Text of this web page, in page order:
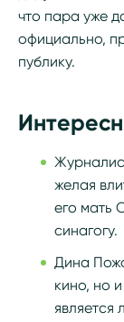
что пара уже
официально,
публику.
желая
его мать
синагогу.
Дина
кино, но
является